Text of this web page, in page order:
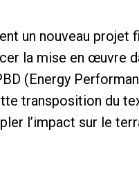
un nouveau projet
la mise en œuvre
(Energy
transposition du
l’impact sur le